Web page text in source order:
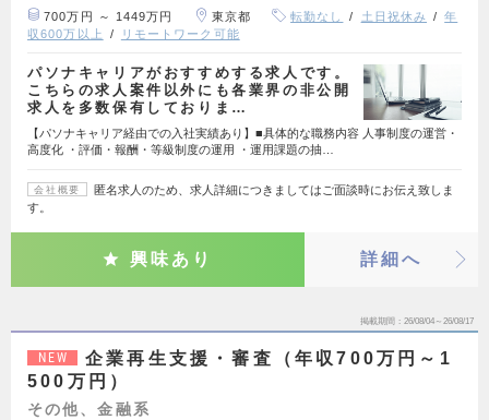
700万円 ～ 1449万円 東京都 転勤なし 土日祝休み
年
収600万以上
リモートワーク可能
パソナキャリアがおすすめする求人です。
こちらの求人案件以外にも各業界の非公開
求人を多数保有しておりま…
【パソナキャリア経由での入社実績あり】■具体的な職務内容 人事制度の運営・
高度化 ・評価・報酬・等級制度の運用 ・運用課題の抽…
会社概要
匿名求人のため、求人詳細につきましてはご面談時にお伝え致しま
す。
興味あり 詳細へ
掲載期間 26/08/04～26/08/17
NEW
企業再生支援・審査（年収700万円～1
500万円）
その他、金融系